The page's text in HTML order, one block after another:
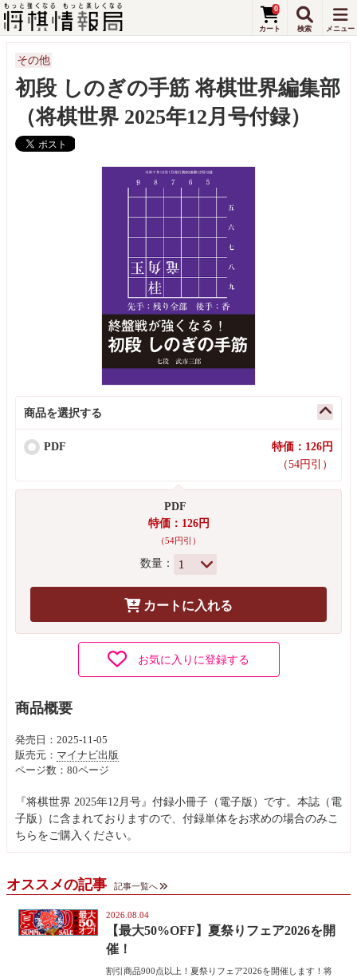
0
その他
初段 しのぎの手筋 将棋世界編集部
（将棋世界 2025年12月号付録）
商品を選択する
PDF
特価：126円
（54円引）
PDF
特価：126円
（54円引）
数量：
カートに入れる
お気に入りに登録する
商品概要
発売日：2025-11-05
販売元： マイナビ出版
ページ数：80ページ
『将棋世界 2025年12月号』付録小冊子（電子版）です。本誌（電
子版）に含まれておりますので、付録単体をお求めの場合のみこ
ちらをご購入ください。
オススメの記事 記事一覧へ
2026.08.04
【最大50%OFF】夏祭りフェア2026を開
催！
割引商品900点以上！夏祭りフェア2026を開催します！将